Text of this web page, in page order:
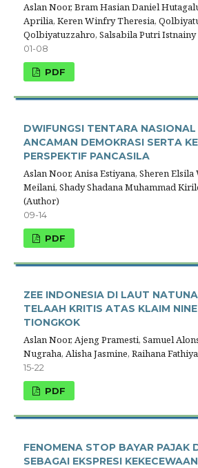
Aslan Noor, Bram Hasian Daniel
Aprilia, Keren Winfry Theresia,
Qolbiyatuzzahro, Salsabila Putri
01-08
PDF
DWIFUNGSI TENTARA
ANCAMAN DEMOKRASI SERTA
PERSPEKTIF PANCASILA
Aslan Noor, Anisa Estiyana, Sheren
Meilani, Shady Shadana Muhammad
(Author)
09-14
PDF
ZEE INDONESIA DI LAUT
TELAAH KRITIS ATAS KLAIM
TIONGKOK
Aslan Noor, Ajeng Pramesti, Samuel
Nugraha, Alisha Jasmine, Raihana
15-22
PDF
FENOMENA STOP BAYAR PAJAK
SEBAGAI EKSPRESI